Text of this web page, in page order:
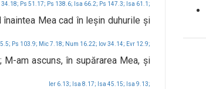
34.18; Ps 51.17; Ps 138.6; Isa 66.2; Ps 147.3; Isa 61.1;
Mea cad în leşin duhurile şi
Ps 103.9; Mic 7.18; Num 16.22; Iov 34.14; Evr 12.9;
am ascuns, în supărarea Mea, şi
Ier 6.13; Isa 8.17; Isa 45.15; Isa 9.13;